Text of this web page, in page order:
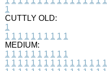
1
CUTTLY OLD:
1
1 1 1 1 1 1 1 1 1 1
MEDIUM:
1 1 1 1 1 1 1 1 1 1
1 1 1 1 1 1 1 1 1 1 1 1 1 1 1 1